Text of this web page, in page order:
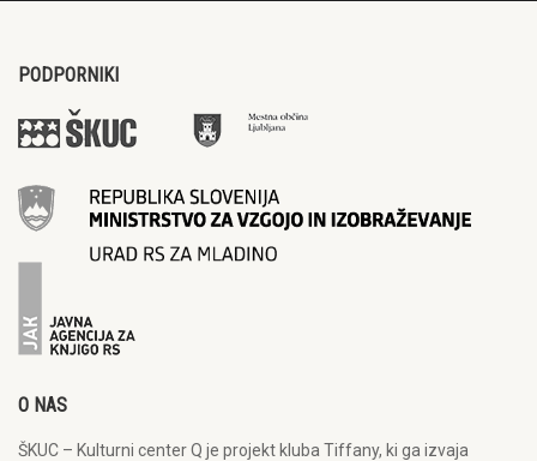
PODPORNIKI
O NAS
ŠKUC – Kulturni center Q je projekt kluba Tiffany, ki ga izvaja